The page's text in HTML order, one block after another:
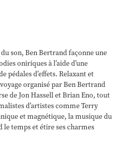
son, Ben Bertrand façonne une
oniriques à l’aide d’une
pédales d’effets. Relaxant et
organisé par Ben Bertrand
de Jon Hassell et Brian Eno, tout
d’artistes comme Terry
et magnétique, la musique du
temps et étire ses charmes